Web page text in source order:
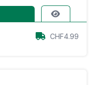
CHF4.99